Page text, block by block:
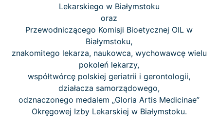
Lekarskiego w Białymstoku
oraz
Przewodniczącego Komisji Bioetycznej OIL w
Białymstoku,
znakomitego lekarza, naukowca, wychowawcę wielu
pokoleń lekarzy,
współtwórcę polskiej geriatrii i gerontologii,
działacza samorządowego,
odznaczonego medalem „Gloria Artis Medicinae”
Okręgowej Izby Lekarskiej w Białymstoku.